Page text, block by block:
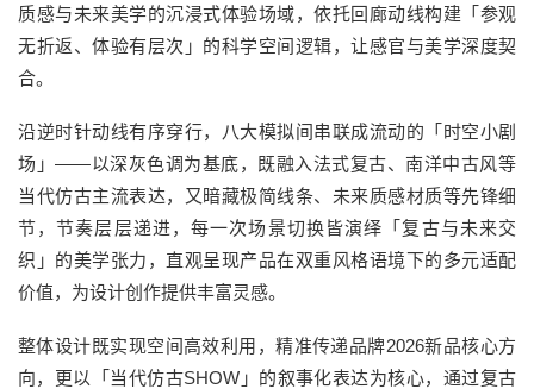
质感与未来美学的沉浸式体验场域，依托回廊动线构建「参观
无折返、体验有层次」的科学空间逻辑，让感官与美学深度契
合。
沿逆时针动线有序穿行，八大模拟间串联成流动的「时空小剧
场」——以深灰色调为基底，既融入法式复古、南洋中古风等
当代仿古主流表达，又暗藏极简线条、未来质感材质等先锋细
节，节奏层层递进，每一次场景切换皆演绎「复古与未来交
织」的美学张力，直观呈现产品在双重风格语境下的多元适配
价值，为设计创作提供丰富灵感。
整体设计既实现空间高效利用，精准传递品牌2026新品核心方
向，更以「当代仿古SHOW」的叙事化表达为核心，通过复古